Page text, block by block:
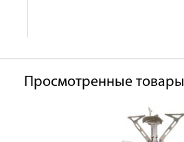
Просмотренные товары